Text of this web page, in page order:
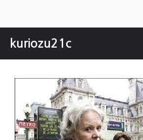
kuriozu21c